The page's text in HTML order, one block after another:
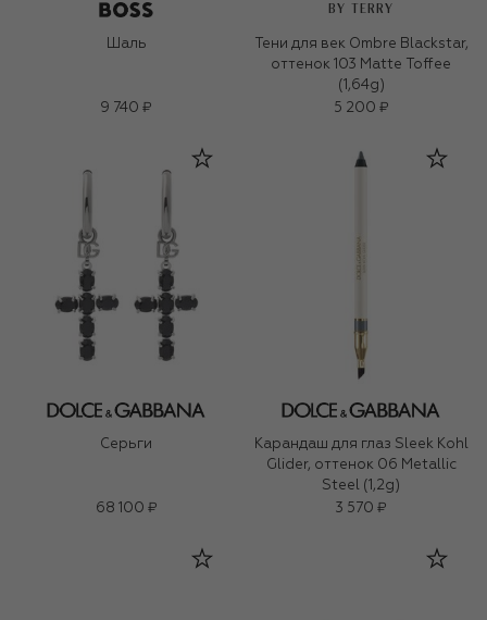
Шаль
9 740 ₽
BY TERRY
Тени для век Ombre Blackstar,
оттенок 103 Matte Toffee
(1,64g)
5 200 ₽
Серьги
68 100 ₽
Карандаш для глаз Sleek Kohl
Glider, оттенок 06 Metallic
Steel (1,2g)
3 570 ₽